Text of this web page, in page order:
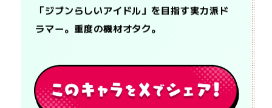
「ジブンらしいアイドル」を目指す実力派ド
ラマー。重度の機材オタク。